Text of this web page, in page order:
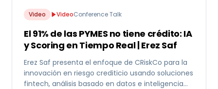
Video VideoConference Talk
El 91% de las PYMES no tiene crédito: IA
y Scoring en Tiempo Real | Erez Saf
Erez Saf presenta el enfoque de CRiskCo para la
innovación en riesgo crediticio usando soluciones
fintech, análisis basado en datos e inteligencia